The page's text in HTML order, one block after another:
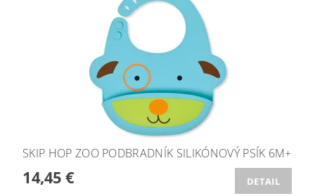
SKIP HOP ZOO PODBRADNÍK SILIKÓNOVÝ PSÍK 6M+
14,45 € DETAIL